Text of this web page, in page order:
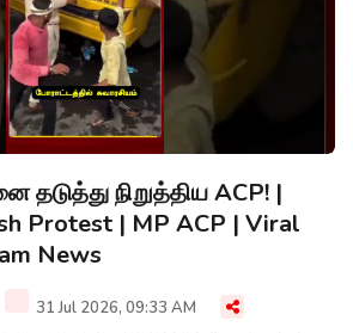
தடுத்து நிறுத்திய ACP! |
Protest | MP ACP | Viral
News
31 Jul 2026, 09:33 AM